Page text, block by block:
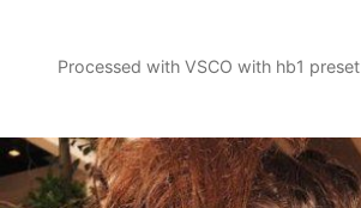
Processed with VSCO with hb1 preset